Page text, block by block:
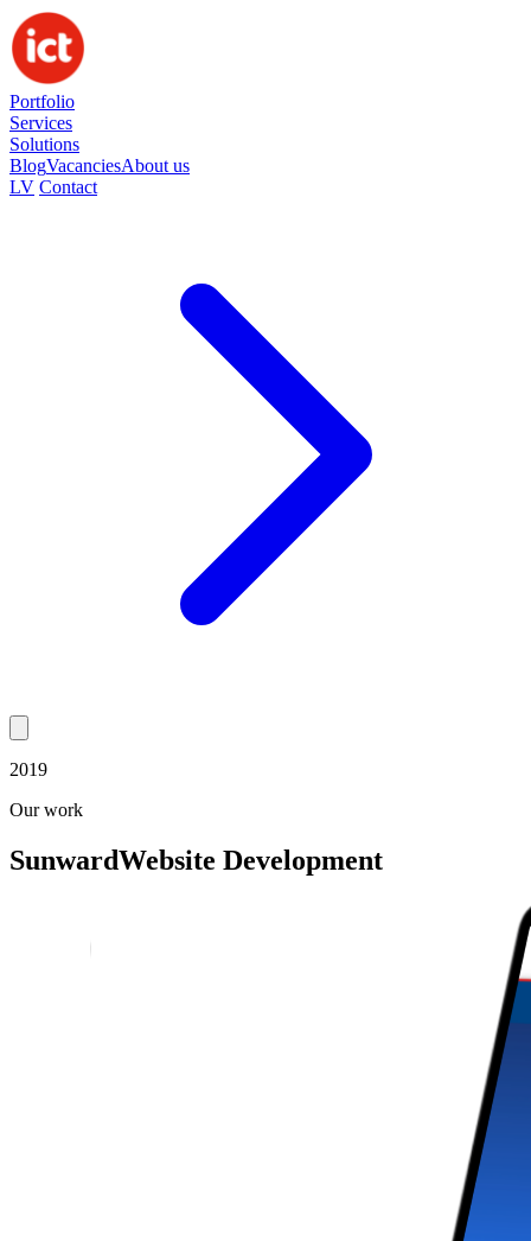
Portfolio
Services
Solutions
BlogVacanciesAbout us
LV Contact
2019
Our work
SunwardWebsite Development